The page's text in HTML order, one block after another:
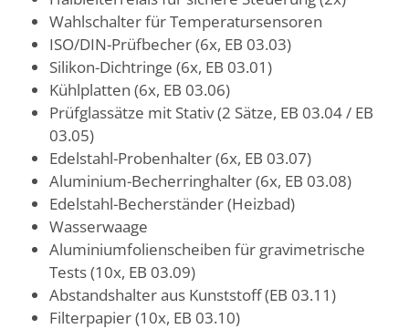
Wahlschalter für Temperatursensoren
ISO/DIN-Prüfbecher (6x, EB 03.03)
Silikon-Dichtringe (6x, EB 03.01)
Kühlplatten (6x, EB 03.06)
Prüfglassätze mit Stativ (2 Sätze, EB 03.04 / EB
03.05)
Edelstahl-Probenhalter (6x, EB 03.07)
Aluminium-Becherringhalter (6x, EB 03.08)
Edelstahl-Becherständer (Heizbad)
Wasserwaage
Aluminiumfolienscheiben für gravimetrische
Tests (10x, EB 03.09)
Abstandshalter aus Kunststoff (EB 03.11)
Filterpapier (10x, EB 03.10)